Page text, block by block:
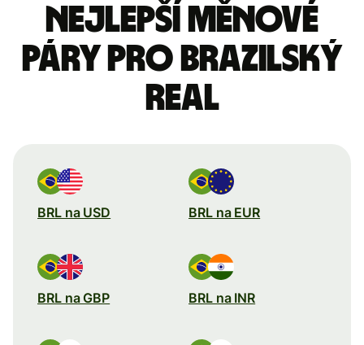
Nejlepší měnové
páry pro brazilský
real
BRL na USD BRL na EUR
BRL na GBP BRL na INR